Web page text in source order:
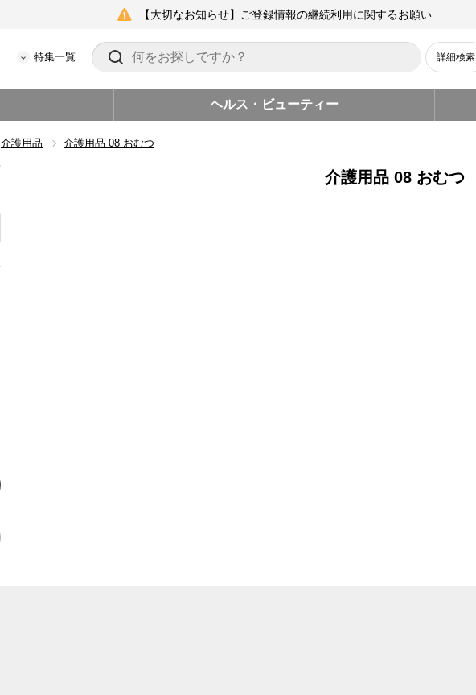
【大切なお知らせ】ご登録情報の継続利用に関するお願い
特集一覧 詳細検索
ヘルス・ビューティー
介護用品 介護用品 08 おむつ
介護用品 08 おむつ